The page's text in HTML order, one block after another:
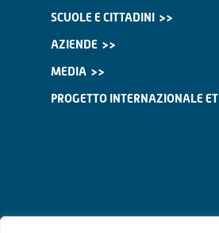
SCUOLE E CITTADINI
AZIENDE
MEDIA
PROGETTO INTERNAZIONALE ET